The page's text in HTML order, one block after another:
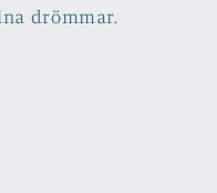
drömmar.